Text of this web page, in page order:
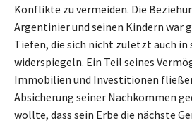
Konflikte zu vermeiden. Die
Argentinier und seinen Kindern war
Tiefen, die sich nicht zuletzt auch in
widerspiegeln. Ein Teil seines
Immobilien und Investitionen
Absicherung seiner Nachkommen
wollte, dass sein Erbe die nächste